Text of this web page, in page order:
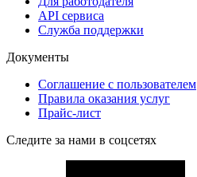
API сервиса
Служба поддержки
Документы
Соглашение с пользователем
Правила оказания услуг
Прайс-лист
Следите за нами в соцсетях